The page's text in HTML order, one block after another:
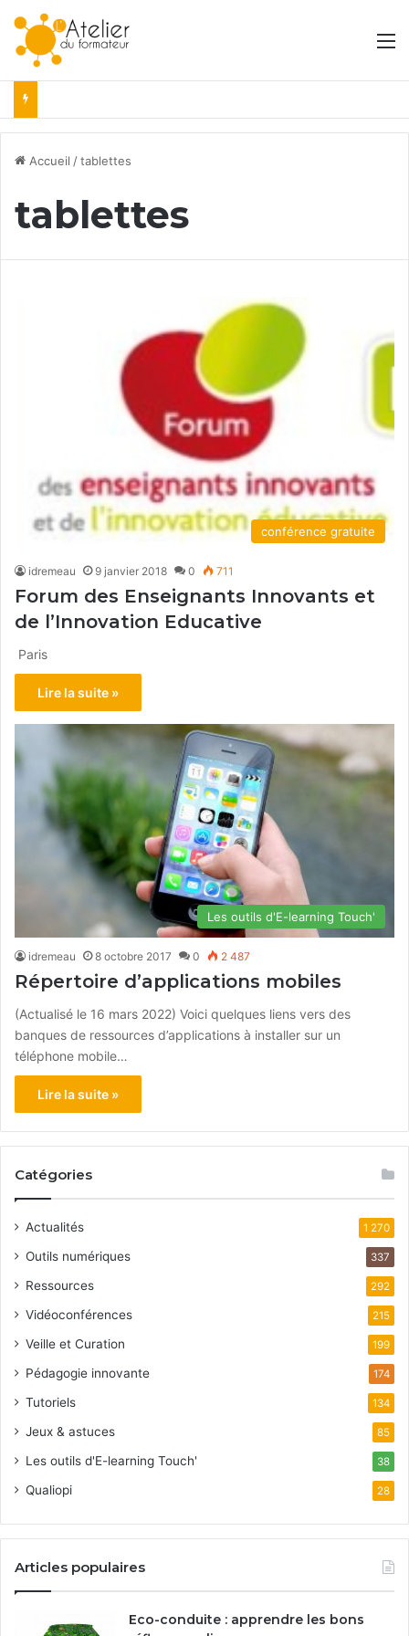
Accueil /tablettes
tablettes
conférence gratuite
idremeau 9 janvier 2018 0 711
Forum des Enseignants Innovants et
de l’Innovation Educative
Paris
Lire la suite »
Les outils d'E-learning Touch'
idremeau 8 octobre 2017 0 2 487
Répertoire d’applications mobiles
(Actualisé le 16 mars 2022) Voici quelques liens vers des
banques de ressources d’applications à installer sur un
téléphone mobile…
Lire la suite »
Catégories
Actualités 1 270
Outils numériques 337
Ressources 292
Vidéoconférences 215
Veille et Curation 199
Pédagogie innovante 174
Tutoriels 134
Jeux & astuces 85
Les outils d'E-learning Touch' 38
Qualiopi 28
Articles populaires
Eco-conduite : apprendre les bons